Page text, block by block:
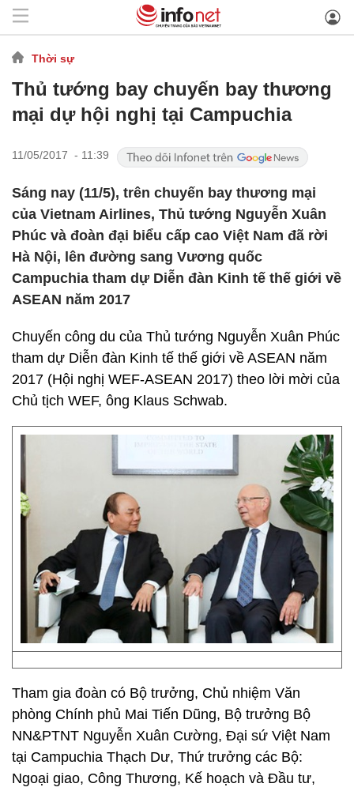
Thời sự
Thủ tướng bay chuyến bay thương
mại dự hội nghị tại Campuchia
11/05/2017 - 11:39
Sáng nay (11/5), trên chuyến bay thương mại
của Vietnam Airlines, Thủ tướng Nguyễn Xuân
Phúc và đoàn đại biểu cấp cao Việt Nam đã rời
Hà Nội, lên đường sang Vương quốc
Campuchia tham dự Diễn đàn Kinh tế thế giới về
ASEAN năm 2017
Chuyến công du của Thủ tướng Nguyễn Xuân Phúc
tham dự Diễn đàn Kinh tế thế giới về ASEAN năm
2017 (Hội nghị WEF-ASEAN 2017) theo lời mời của
Chủ tịch WEF, ông Klaus Schwab.
Tham gia đoàn có Bộ trưởng, Chủ nhiệm Văn
phòng Chính phủ Mai Tiến Dũng, Bộ trưởng Bộ
NN&PTNT Nguyễn Xuân Cường, Đại sứ Việt Nam
tại Campuchia Thạch Dư, Thứ trưởng các Bộ:
Ngoại giao, Công Thương, Kế hoạch và Đầu tư,